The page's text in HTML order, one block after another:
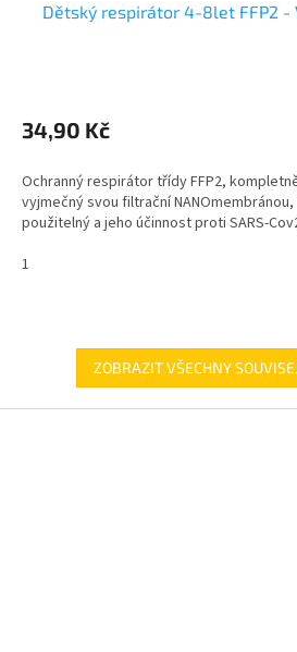
Dětský respirátor 4-8let FFP2 -
34,90 Kč
Ochranný respirátor třídy FFP2,
vyjmečný svou filtrační
použitelný a jeho účinnost proti SARS-
1
ZOBRAZIT VŠECHNY